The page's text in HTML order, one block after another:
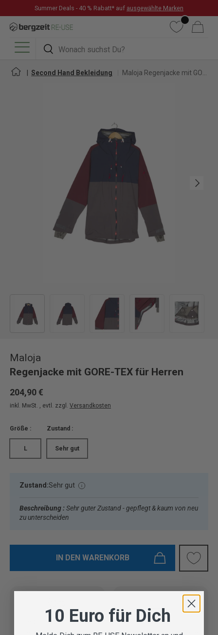
DIREKT ZUM INHALT
Summer Deals - 40 % Rabatt* auf ausgewählte Marken
Suchen
Suchen
WunschlisteWarenkorb
Menü
Second Hand Bekleidung
Nächste
Maloja
Regenjacke mit GORE-TEX für Herren
204,90 €
inkl. MwSt. , evtl. zzgl. Versandkosten
Größe :
L
Zustand :
Sehr gut
Zustand:Sehr gut
Beschreibung : Sehr guter Zustand - gepflegt & kaum von neu
zu unterscheiden
IN DEN WARENKORB
Vom Outdoor Spezialisten
geprüfte Second Hand
Lieferung in 3-5 Werktagen
10 Euro für Dich